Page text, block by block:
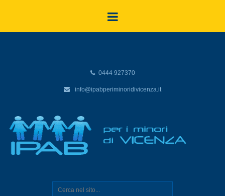
0444 927370
info@ipabperiminoridivicenza.it